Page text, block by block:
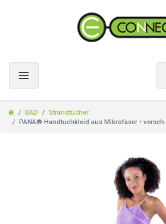
BAD
Strandtücher
PANA® Handtuchkleid aus Mikrofaser •